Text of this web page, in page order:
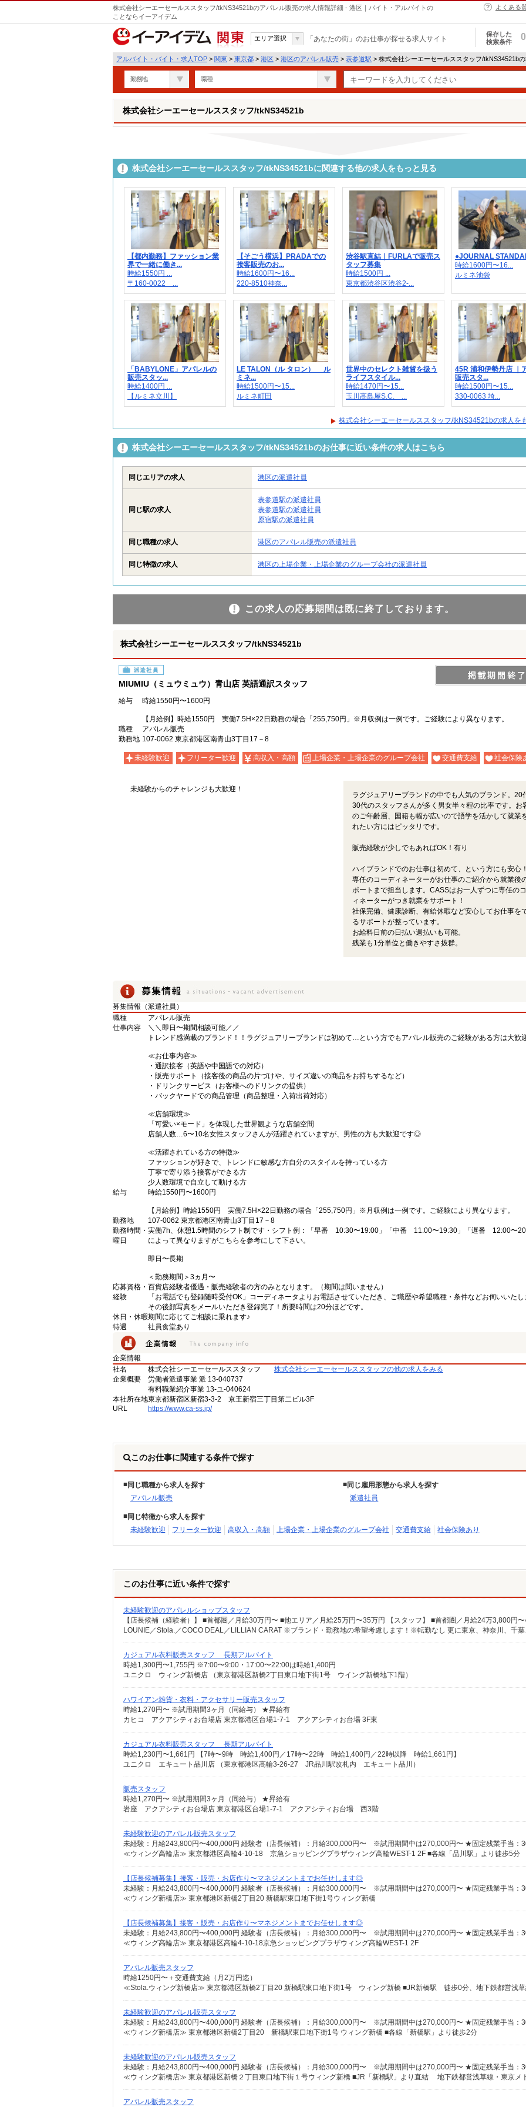
株式会社シーエーセールススタッフ/tkNS34521bのアパレル販売の求人情報詳細 - 港区｜バイト・アルバイトの
ことならイーアイデム
よくある
関東
エリア選択 「あなたの街」のお仕事が探せる求人サイト
保存した
検索条件
0
アルバイト・バイト・求人TOP > 関東 > 東京都 > 港区 > 港区のアパレル販売 > 表参道駅 > 株式会社シーエーセールススタッフ/tkNS34521b
勤務地 職種
株式会社シーエーセールススタッフ/tkNS34521b
株式会社シーエーセールススタッフ/tkNS34521bに関連する他の求人をもっと見る
【都内勤務】ファッション業
界で一緒に働き...
時給1550円 ...
〒160-0022 ...
【そごう横浜】PRADAでの
接客販売のお...
時給1600円〜16...
220-8510神奈...
渋谷駅直結｜FURLAで販売ス
タッフ募集
時給1500円 ...
東京都渋谷区渋谷2-...
●JOURNAL
時給1600円〜16...
ルミネ池袋
「BABYLONE」アパレルの
販売スタッ...
時給1400円 ...
【ルミネ立川】
LE TALON（ル タロン） ル
ミネ...
時給1500円〜15...
ルミネ町田
世界中のセレクト雑貨を扱う
ライフスタイル...
時給1470円〜15...
玉川高島屋S.C. ...
45R 浦和伊勢丹店 ｜
販売スタ...
時給1500円〜15...
330-0063 埼...
株式会社シーエーセールススタッフ/tkNS34521bの求人を
株式会社シーエーセールススタッフ/tkNS34521bのお仕事に近い条件の求人はこちら
同じエリアの求人 港区の派遣社員
同じ駅の求人
表参道駅の派遣社員
表参道駅の派遣社員
原宿駅の派遣社員
同じ職種の求人 港区のアパレル販売の派遣社員
同じ特徴の求人 港区の上場企業・上場企業のグループ会社の派遣社員
この求人の応募期間は既に終了しております。
株式会社シーエーセールススタッフ/tkNS34521b
派遣社員
MIUMIU（ミュウミュウ）青山店 英語通訳スタッフ
給与 時給1550円〜1600円
【月給例】時給1550円 実働7.5H×22日勤務の場合「255,750円」※月収例は一例です。ご経験により異なります。
職種
アパレル販売
勤務地 107-0062 東京都港区南青山3丁目17－8
未経験歓迎 フリーター歓迎 高収入・高額 上場企業・上場企業のグループ会社 交通費支給 社会保険
未経験からのチャレンジも大歓迎！
ラグジュアリーブランドの中でも人気のブランド。20
30代のスタッフさんが多く男女半々程の比率です。お
のご年齢層、国籍も幅が広いので語学を活かして就業
れたい方にはピッタリです。
販売経験が少しでもあればOK！有り
ハイブランドでのお仕事は初めて、という方にも安心
専任のコーディネーターがお仕事のご紹介から就業後
ポートまで担当します。CASSはお一人ずつに専任の
ィネーターがつき就業をサポート！
社保完備、健康診断、有給休暇など安心してお仕事を
るサポートが整っています。
お給料日前の日払い週払いも可能。
残業も1分単位と働きやすさ抜群。
募集情報（派遣社員）
職種
アパレル販売
仕事内容
＼＼即日〜期間相談可能／／
トレンド感満載のブランド！！ラグジュアリーブランドは初めて…という方でもアパレル販売のご経験がある方は大歓
≪お仕事内容≫
・通訳接客（英語や中国語での対応）
・販売サポート（接客後の商品の片づけや、サイズ違いの商品をお持ちするなど）
・ドリンクサービス（お客様へのドリンクの提供）
・バックヤードでの商品管理（商品整理・入荷出荷対応）
≪店舗環境≫
「可愛い×モード」を体現した世界観ような店舗空間
店舗人数…6〜10名女性スタッフさんが活躍されていますが、男性の方も大歓迎です◎
≪活躍されている方の特徴≫
ファッションが好きで、トレンドに敏感な方自分のスタイルを持っている方
丁寧で寄り添う接客ができる方
少人数環境で自立して動ける方
給与
時給1550円〜1600円
【月給例】時給1550円 実働7.5H×22日勤務の場合「255,750円」※月収例は一例です。ご経験により異なります。
勤務地
107-0062 東京都港区南青山3丁目17－8
勤務時間・
曜日
実働7h、休憩1.5時間のシフト制です・シフト例：「早番 10:30〜19:00」「中番 11:00〜19:30」「遅番 12:00〜
によって異なりますがこちらを参考にして下さい。
即日〜長期
＜勤務期間＞3ヵ月〜
応募資格・
経験
百貨店経験者優遇・販売経験者の方のみとなります。（期間は問いません）
「お電話でも登録随時受付OK」コーディネータよりお電話させていただき、ご職歴や希望職種・条件などお伺いいた
その後顔写真をメールいただき登録完了！所要時間は20分ほどです。
休日・休暇期間に応じてご相談に乗れます♪
待遇
社員食堂あり
企業情報
社名
株式会社シーエーセールススタッフ
株式会社シーエーセールススタッフの他の求人をみる
企業概要
労働者派遣事業 派 13-040737
有料職業紹介事業 13-ユ-040624
本社所在地東京都新宿区新宿3-3-2 京王新宿三丁目第二ビル3F
URL
https://www.ca-ss.jp/
このお仕事に関連する条件で探す
同じ職種から求人を探す
アパレル販売
同じ雇用形態から求人を探す
派遣社員
同じ特徴から求人を探す
未経験歓迎
フリーター歓迎 高収入・高額 上場企業・上場企業のグループ会社 交通費支給 社会保険あり
このお仕事に近い条件で探す
未経験歓迎のアパレルショップスタッフ
カジュアル衣料販売スタッフ 長期アルバイト
時給1,300円〜1,755円 ※7:00〜9:00・17:00〜22:00は時給1,400円
ユニクロ ウィング新橋店 （東京都港区新橋2丁目東口地下街1号 ウイング新橋地下1階）
ハワイアン雑貨・衣料・アクセサリー販売スタッフ
時給1,270円〜 ※試用期間3ヶ月（同給与） ★昇給有
カヒコ アクアシティお台場店 東京都港区台場1-7-1 アクアシティお台場 3F東
カジュアル衣料販売スタッフ 長期アルバイト
時給1,230円〜1,661円 【7時〜9時 時給1,400円／17時〜22時 時給1,400円／22時以降 時給1,661円】
ユニクロ エキュート品川店 （東京都港区高輪3-26-27 JR品川駅改札内 エキュート品川）
販売スタッフ
時給1,270円〜 ※試用期間3ヶ月（同給与） ★昇給有
岩座 アクアシティお台場店 東京都港区台場1-7-1 アクアシティお台場 西3階
未経験歓迎のアパレル販売スタッフ
≪ウィング高輪店≫ 東京都港区高輪4-10-18 京急ショッピングプラザウィング高輪WEST-1 2F ■各線「品川駅」より徒歩5分
【店長候補募集】接客・販売・お店作り〜マネジメントまでお任せします◎
≪ウィング新橋店≫ 東京都港区新橋2丁目20 新橋駅東口地下街1号ウィング新橋
【店長候補募集】接客・販売・お店作り〜マネジメントまでお任せします◎
≪ウィング高輪店≫ 東京都港区高輪4-10-18京急ショッピングプラザウィング高輪WEST-1 2F
アパレル販売スタッフ
時給1250円〜＋交通費支給（月2万円迄）
未経験歓迎のアパレル販売スタッフ
≪ウィング新橋店≫ 東京都港区新橋2丁目20 新橋駅東口地下街1号 ウィング新橋 ■各線「新橋駅」より徒歩2分
未経験歓迎のアパレル販売スタッフ
アパレル販売スタッフ